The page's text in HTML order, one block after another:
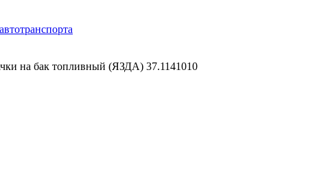
на бак топливный (ЯЗДА) 37.1141010